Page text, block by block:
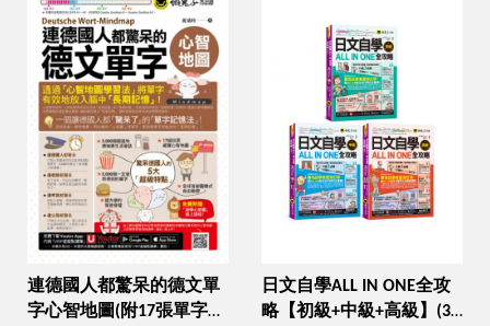
連德國人都驚呆的德文單
字心智地圖(附17張單字心
日文自學ALL IN ONE全攻
略【初級+中級+高級】(3